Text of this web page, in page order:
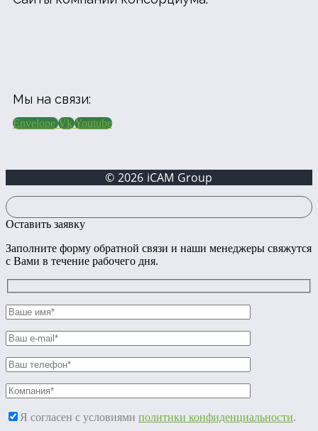
Мы на связи:
Envelope Vk Youtube
© 2026 iCAM Group
Оставить заявку
Заполните форму обратной связи и наши менеджеры свяжутся
с Вами в течение рабочего дня.
Я согласен с условиями политики конфиденциальности.